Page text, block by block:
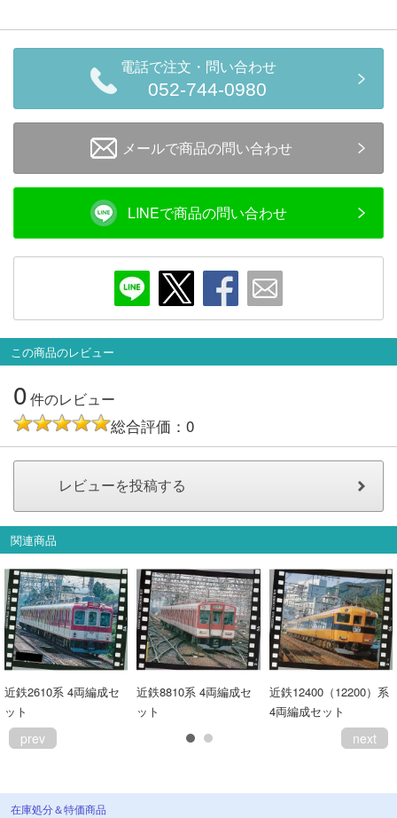
© 2026 Mid Japan, Inc.
電話で注文・問い合わせ
052-744-0980
メールで商品の問い合わせ
LINEで商品の問い合わせ
この商品のレビュー
0件のレビュー
総合評価：0
関連商品
近鉄2610系 4両編成セ
ット
近鉄8810系 4両編成セ
ット
近鉄12400（12200）系
4両編成セット
prev next
在庫処分＆特価商品